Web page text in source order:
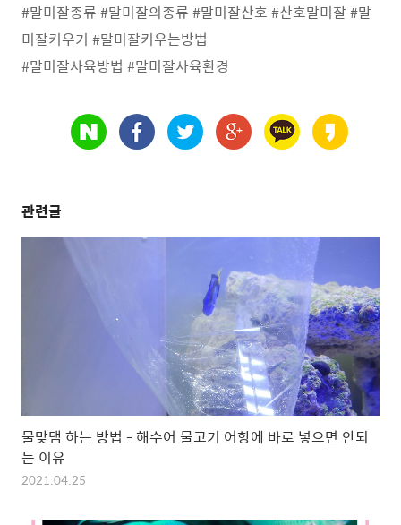
#말미잘종류 #말미잘의종류 #말미잘산호 #산호말미잘 #말
미잘키우기 #말미잘키우는방법
#말미잘사육방법 #말미잘사육환경
관련글
물맞댐 하는 방법 - 해수어 물고기 어항에 바로 넣으면 안되
는 이유
2021.04.25